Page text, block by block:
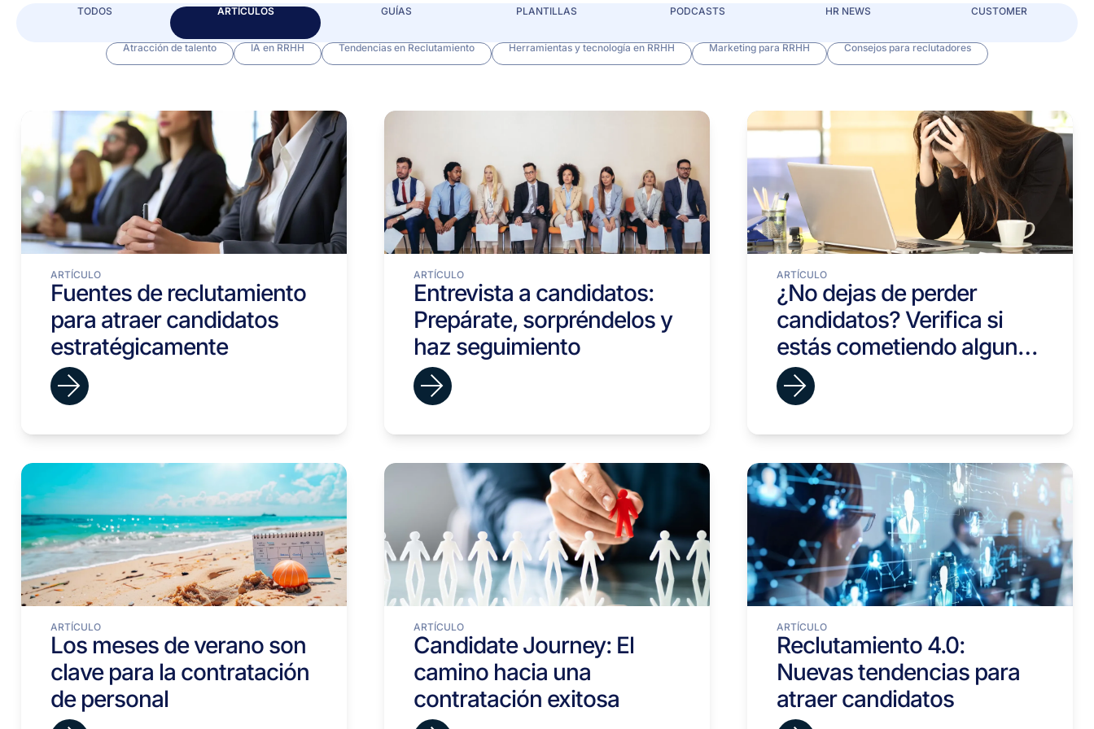
TODOS ARTÍCULOS GUÍAS PLANTILLAS PODCASTS HR NEWS CUSTOMER
Atracción de talento IA en RRHH Tendencias en Reclutamiento Herramientas y tecnología en RRHH Marketing para RRHH Consejos para reclutadores
ARTÍCULO
Fuentes de reclutamiento
para atraer candidatos
estratégicamente
ARTÍCULO
Entrevista a candidatos:
Prepárate, sorpréndelos y
haz seguimiento
ARTÍCULO
¿No dejas de perder
candidatos? Verifica si
estás cometiendo alguno
de estos errores
ARTÍCULO
Los meses de verano son
clave para la contratación
de personal
ARTÍCULO
Candidate Journey: El
camino hacia una
contratación exitosa
ARTÍCULO
Reclutamiento 4.0:
Nuevas tendencias para
atraer candidatos